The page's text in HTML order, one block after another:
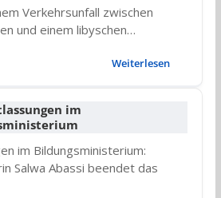
Verkehrsunfall zwischen
und einem libyschen…
Weiterlesen
im
im Bildungsministerium:
Salwa Abassi beendet das